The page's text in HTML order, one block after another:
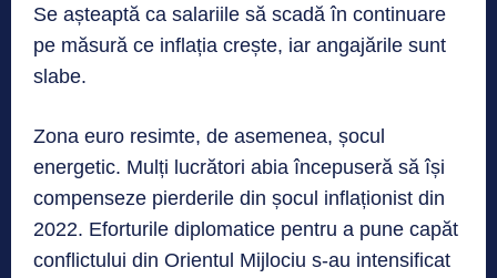
Se așteaptă ca salariile să scadă în continuare
pe măsură ce inflația crește, iar angajările sunt
slabe.
Zona euro resimte, de asemenea, șocul
energetic. Mulți lucrători abia începuseră să își
compenseze pierderile din șocul inflaționist din
2022. Eforturile diplomatice pentru a pune capăt
conflictului din Orientul Mijlociu s-au intensificat